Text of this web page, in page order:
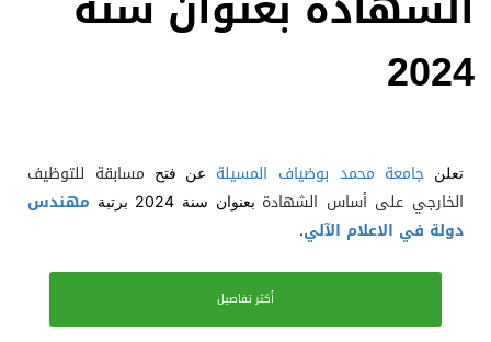
2024
تعلن جامعة محمد بوضياف المسيلة عن فتح مسابقة للتوظيف
الخارجي على أساس الشهادة بعنوان سنة 2024 برتبة
مهندس
دولة في الاعلام الآلي.
أكثر تفاصيل